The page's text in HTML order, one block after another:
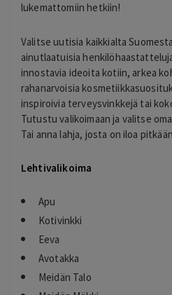
lukemattomiin hetkiin!
Valitse uutisia kaikkialta
ainutlaatuisia
innostavia ideoita kotiin, arkea
rahanarvoisia
inspiroivia terveysvinkkejä tai
Tutustu valikoimaan ja valitse
Tai anna lahja, josta on iloa
Lehtivalikoima
Apu
Kotivinkki
Eeva
Avotakka
Meidän Talo